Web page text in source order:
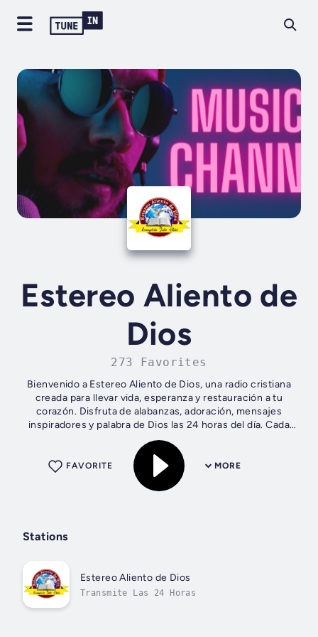
Estereo Aliento de
Dios
273 Favorites
Bienvenido a Estereo Aliento de Dios, una radio cristiana
creada para llevar vida, esperanza y restauración a tu
corazón. Disfruta de alabanzas, adoración, mensajes
inspiradores y palabra de Dios las 24 horas del día. Cada
transmisión está diseñada...
MORE
FAVORITE
Stations
Estereo Aliento de Dios
Transmite Las 24 Horas